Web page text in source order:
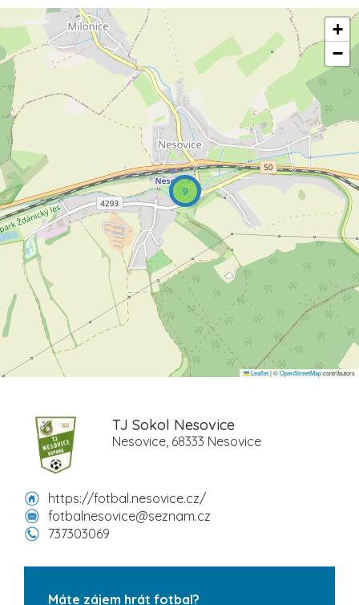
9
+
−
Leaflet|©OpenStreetMapcontributors
TJ Sokol Nesovice
Nesovice, 68333 Nesovice
https://fotbal.nesovice.cz/
fotbalnesovice@seznam.cz
737303069
Máte zájem hrát fotbal?